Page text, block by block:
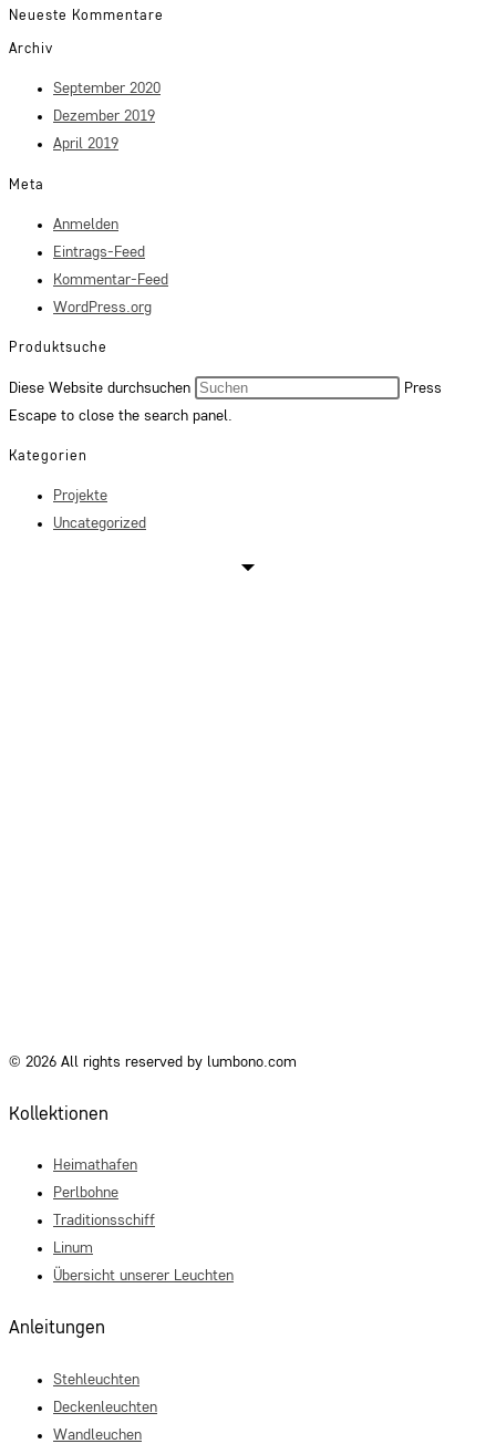
Neueste Kommentare
Archiv
September 2020
Dezember 2019
April 2019
Meta
Anmelden
Eintrags-Feed
Kommentar-Feed
WordPress.org
Produktsuche
Diese Website durchsuchen
Press
Escape to close the search panel.
Kategorien
Projekte
Uncategorized
© 2026 All rights reserved by lumbono.com
Kollektionen
Heimathafen
Perlbohne
Traditionsschiff
Linum
Übersicht unserer Leuchten
Anleitungen
Stehleuchten
Deckenleuchten
Wandleuchen